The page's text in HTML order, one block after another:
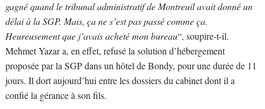
gagné quand le tribunal administratif de Montreuil avait donné un
délai à la SGP. Mais, ça ne s’est pas passé comme ça.
Heureusement que j’avais acheté mon bureau“, soupire-t-il.
Mehmet Yazar a, en effet, refusé la solution d’hébergement
proposée par la SGP dans un hôtel de Bondy, pour une durée de 11
jours. Il dort aujourd’hui entre les dossiers du cabinet dont il a
confié la gérance à son fils.